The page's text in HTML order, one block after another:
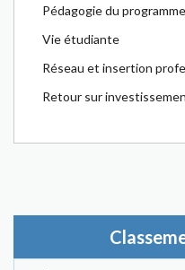
Pédagogie du programme
Vie étudiante
Réseau et insertion
Retour sur